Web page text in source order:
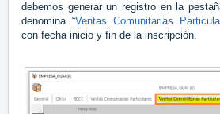
debemos generar un registro en la
denomina “Ventas Comunitarias
con fecha inicio y fin de la inscripción.